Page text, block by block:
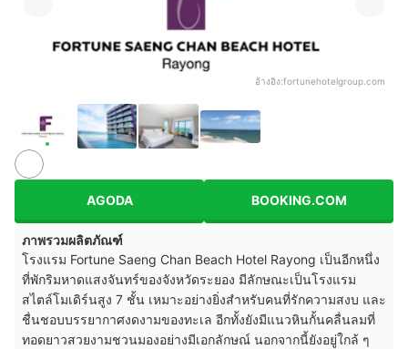
อ้างอิง:fortunehotelgroup.com
AGODA BOOKING.COM
ภาพรวมผลิตภัณฑ์
โรงแรม Fortune Saeng Chan Beach Hotel Rayong เป็นอีกหนึ่ง
ที่พักริมหาดแสงจันทร์ของจังหวัดระยอง มีลักษณะเป็นโรงแรม
สไตล์โมเดิร์นสูง 7 ชั้น เหมาะอย่างยิ่งสำหรับคนที่รักความสงบ และ
ชื่นชอบบรรยากาศงดงามของทะเล อีกทั้งยังมีแนวหินกั้นคลื่นลมที่
ทอดยาวสวยงามชวนมองอย่างมีเอกลักษณ์ นอกจากนี้ยังอยู่ใกล้ ๆ